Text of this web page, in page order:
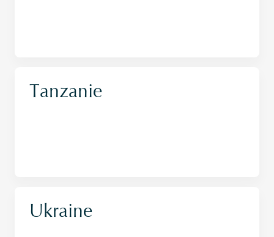
Tanzanie
Ukraine